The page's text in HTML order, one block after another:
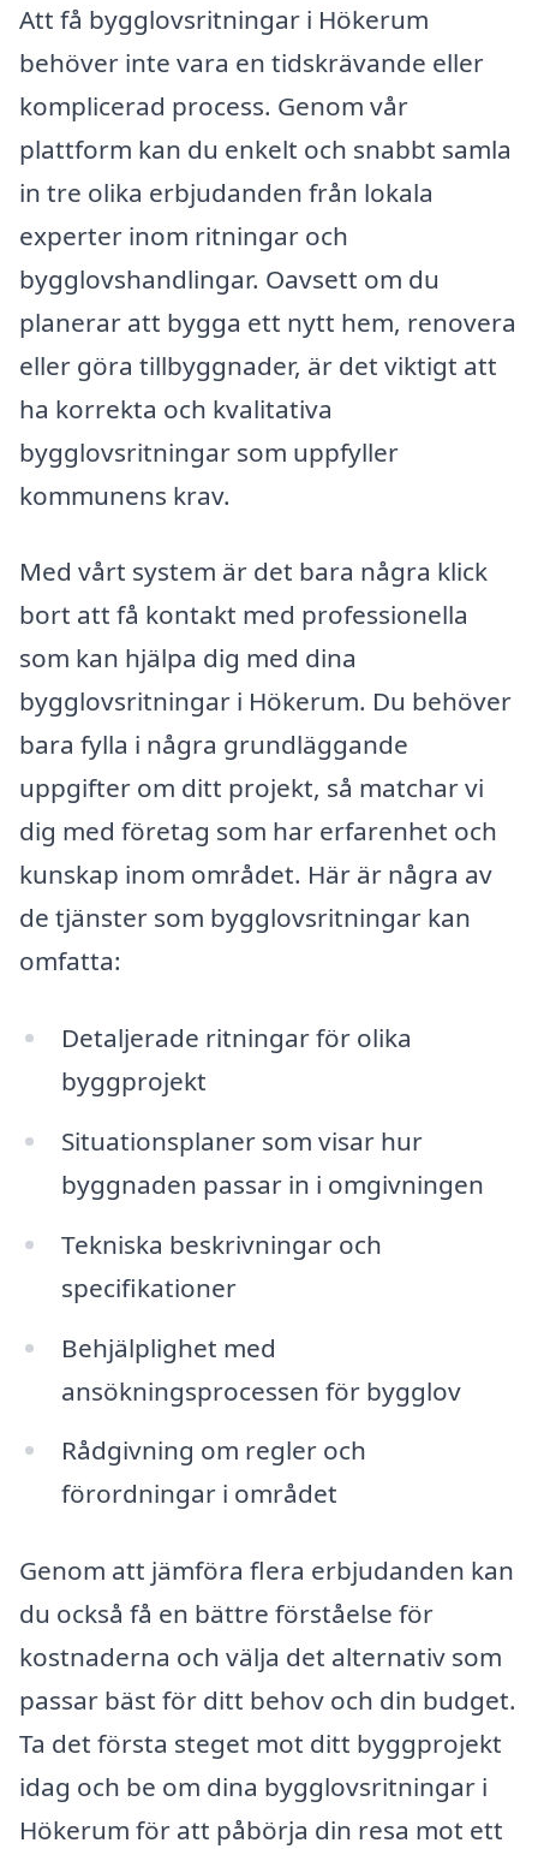
Att få bygglovsritningar i Hökerum
behöver inte vara en tidskrävande eller
komplicerad process. Genom vår
plattform kan du enkelt och snabbt samla
in tre olika erbjudanden från lokala
experter inom ritningar och
bygglovshandlingar. Oavsett om du
planerar att bygga ett nytt hem, renovera
eller göra tillbyggnader, är det viktigt att
ha korrekta och kvalitativa
bygglovsritningar som uppfyller
kommunens krav.
Med vårt system är det bara några klick
bort att få kontakt med professionella
som kan hjälpa dig med dina
bygglovsritningar i Hökerum. Du behöver
bara fylla i några grundläggande
uppgifter om ditt projekt, så matchar vi
dig med företag som har erfarenhet och
kunskap inom området. Här är några av
de tjänster som bygglovsritningar kan
omfatta:
Detaljerade ritningar för olika
byggprojekt
Situationsplaner som visar hur
byggnaden passar in i omgivningen
Tekniska beskrivningar och
specifikationer
Behjälplighet med
ansökningsprocessen för bygglov
Rådgivning om regler och
förordningar i området
Genom att jämföra flera erbjudanden kan
du också få en bättre förståelse för
kostnaderna och välja det alternativ som
passar bäst för ditt behov och din budget.
Ta det första steget mot ditt byggprojekt
idag och be om dina bygglovsritningar i
Hökerum för att påbörja din resa mot ett